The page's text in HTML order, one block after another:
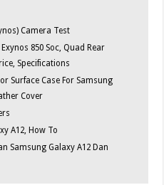
Camera Test
850 Soc, Quad Rear
Specifications
Surface Case For Samsung
Cover
A12, How To
Samsung Galaxy A12 Dan